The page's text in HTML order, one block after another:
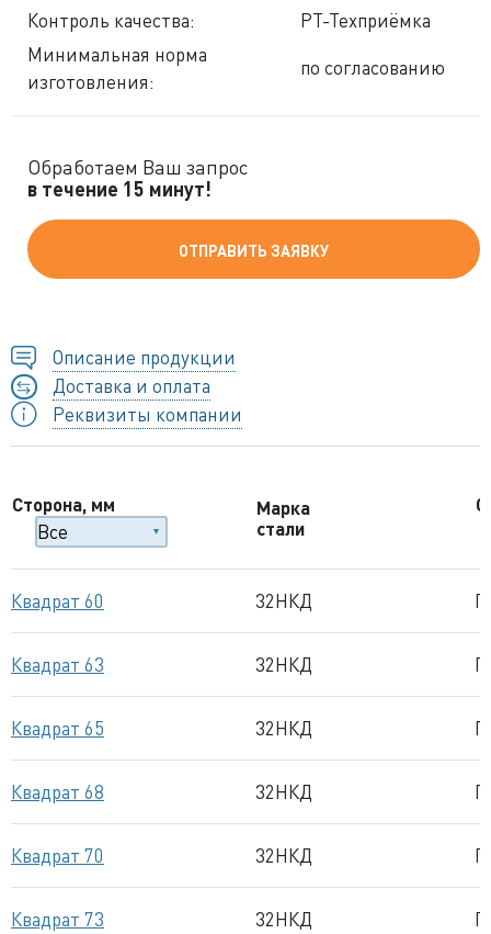
Контроль качества:
РТ-Техприёмка
Минимальная норма
изготовления:
по согласованию
Обработаем Ваш запрос
в течение 15 минут!
ОТПРАВИТЬ ЗАЯВКУ
Описание продукции
Доставка и оплата
Реквизиты компании
Сторона, мм
Марка
стали
Квадрат 60 32НКД
Квадрат 63 32НКД
Квадрат 65 32НКД
Квадрат 68 32НКД
Квадрат 70 32НКД
Квадрат 73 32НКД